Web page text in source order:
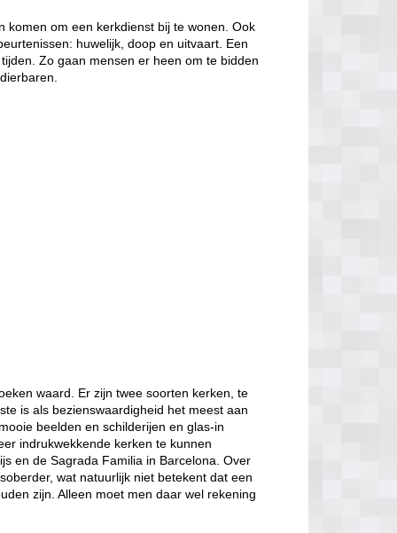
komen om een kerkdienst bij te wonen. Ook
huwelijk, doop en uitvaart. Een
Zo gaan mensen er heen om te bidden
waard. Er zijn twee soorten kerken, te
is als bezienswaardigheid het meest aan
beelden en schilderijen en glas-in
indrukwekkende kerken te kunnen
en de Sagrada Familia in Barcelona. Over
wat natuurlijk niet betekent dat een
zijn. Alleen moet men daar wel rekening